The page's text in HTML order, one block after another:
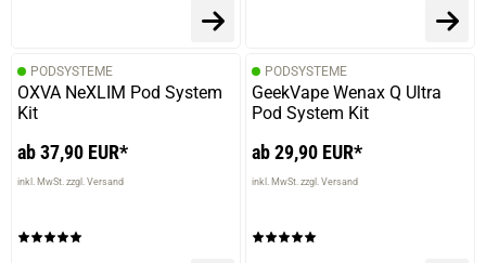
Einer meiner Lieblinge
04.03.2026 — via
Trustedshops.de
verifizierter Onlinekauf.
PODSYSTEME
OXVA NeXLIM Pod System
Kit
ab 37,90 EUR*
inkl. MwSt. zzgl. Versand
PODSYSTEME
GeekVape Wenax Q Ultra
Pod System Kit
ab 29,90 EUR*
inkl. MwSt. zzgl. Versand